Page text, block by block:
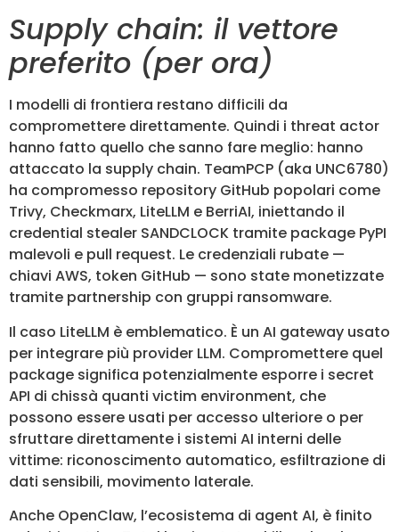
Supply chain: il vettore
preferito (per ora)
I modelli di frontiera restano difficili da
compromettere direttamente. Quindi i threat actor
hanno fatto quello che sanno fare meglio: hanno
attaccato la supply chain. TeamPCP (aka UNC6780)
ha compromesso repository GitHub popolari come
Trivy, Checkmarx, LiteLLM e BerriAI, iniettando il
credential stealer SANDCLOCK tramite package PyPI
malevoli e pull request. Le credenziali rubate —
chiavi AWS, token GitHub — sono state monetizzate
tramite partnership con gruppi ransomware.
Il caso LiteLLM è emblematico. È un AI gateway usato
per integrare più provider LLM. Compromettere quel
package significa potenzialmente esporre i secret
API di chissà quanti victim environment, che
possono essere usati per accesso ulteriore o per
sfruttare direttamente i sistemi AI interni delle
vittime: riconoscimento automatico, esfiltrazione di
dati sensibili, movimento laterale.
Anche OpenClaw, l’ecosistema di agent AI, è finito